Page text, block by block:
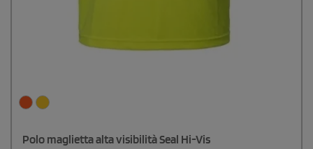
Polo maglietta alta visibilità Seal Hi-Vis